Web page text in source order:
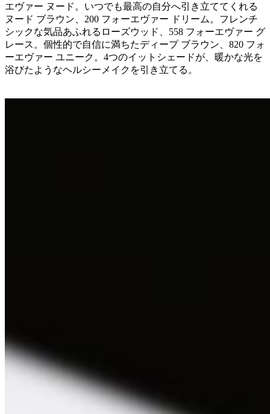
エヴァー ヌード。いつでも最高の自分へ引き立ててくれる
ヌード ブラウン、200 フォーエヴァー ドリーム。フレンチ
シックな気品あふれるローズウッド、558 フォーエヴァー グ
レース。個性的で自信に満ちたディープ ブラウン、820 フォ
ーエヴァー ユニーク。4つのイットシェードが、暖かな光を
浴びたようなヘルシーメイクを引き立てる。